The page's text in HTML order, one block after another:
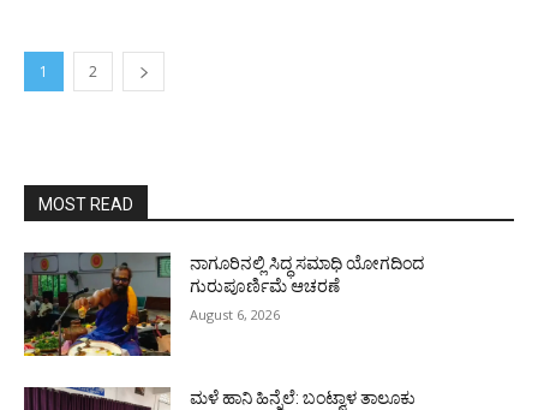
1 2
MOST READ
ನಾಗೂರಿನಲ್ಲಿ ಸಿದ್ಧ ಸಮಾಧಿ ಯೋಗದಿಂದ
ಗುರುಪೂರ್ಣಿಮೆ ಆಚರಣೆ
August 6, 2026
ಮಳೆ ಹಾನಿ ಹಿನ್ನೆಲೆ: ಬಂಟ್ವಾಳ ತಾಲೂಕು